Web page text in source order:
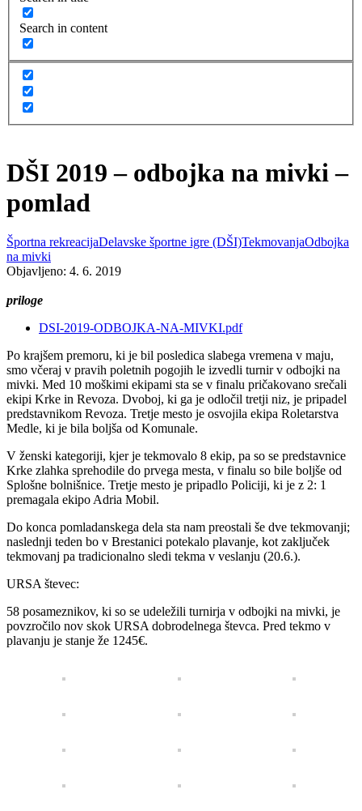
Search in content
DŠI 2019 – odbojka na mivki –
pomlad
Športna rekreacijaDelavske športne igre (DŠI)TekmovanjaOdbojka
na mivki
Objavljeno: 4. 6. 2019
priloge
DSI-2019-ODBOJKA-NA-MIVKI.pdf
Po krajšem premoru, ki je bil posledica slabega vremena v maju,
smo včeraj v pravih poletnih pogojih le izvedli turnir v odbojki na
mivki. Med 10 moškimi ekipami sta se v finalu pričakovano srečali
ekipi Krke in Revoza. Dvoboj, ki ga je odločil tretji niz, je pripadel
predstavnikom Revoza. Tretje mesto je osvojila ekipa Roletarstva
Medle, ki je bila boljša od Komunale.
V ženski kategoriji, kjer je tekmovalo 8 ekip, pa so se predstavnice
Krke zlahka sprehodile do prvega mesta, v finalu so bile boljše od
Splošne bolnišnice. Tretje mesto je pripadlo Policiji, ki je z 2: 1
premagala ekipo Adria Mobil.
Do konca pomladanskega dela sta nam preostali še dve tekmovanji;
naslednji teden bo v Brestanici potekalo plavanje, kot zaključek
tekmovanj pa tradicionalno sledi tekma v veslanju (20.6.).
URSA števec:
58 posameznikov, ki so se udeležili turnirja v odbojki na mivki, je
povzročilo nov skok URSA dobrodelnega števca. Pred tekmo v
plavanju je stanje že 1245€.